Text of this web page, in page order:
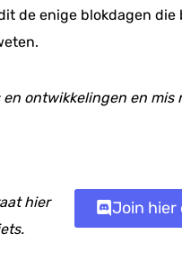
de enige blokdagen die
ontwikkelingen en mis
hier
Join hier